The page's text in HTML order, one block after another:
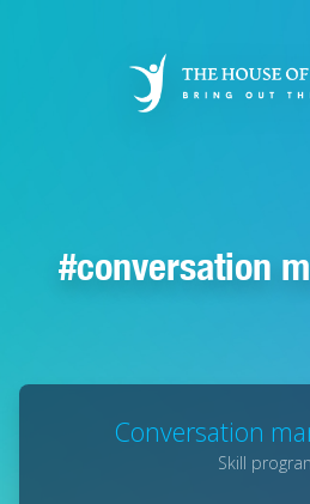
conversation
Conversation
Skill